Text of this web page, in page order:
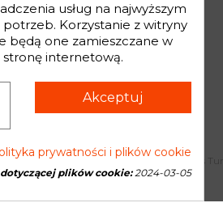
zamówienia
Copyright © 2026 Genesis
usług na najwyższym
Korzystanie z witryny
będą one zamieszczane w
internetową.
Akceptuj
prywatności i plików cookie
plików cookie:2024-03-05